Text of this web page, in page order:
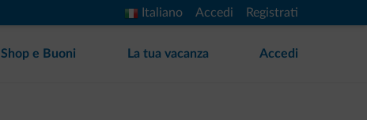
Italiano Accedi Registrati
Shop e Buoni La tua vacanza Accedi